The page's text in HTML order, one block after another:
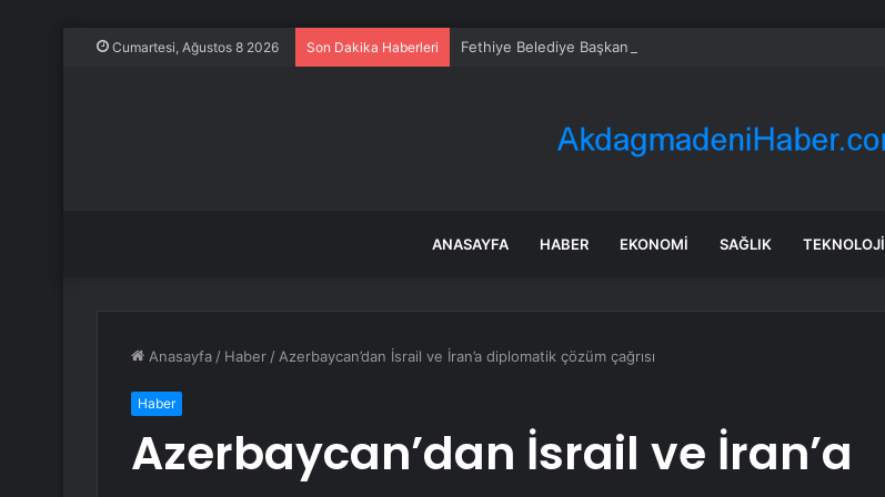
Cumartesi, Ağustos 8 2026 Son Dakika Haberleri Fethiye Belediye Başkanı’na Saldırı: 3 Şüpheli Yakalandı
ANASAYFA HABER EKONOMI SAĞLIK TEKNOLOJI
Anasayfa / Haber / Azerbaycan’dan İsrail ve İran’a diplomatik çözüm çağrısı
Haber
Azerbaycan’dan İsrail ve İran’a